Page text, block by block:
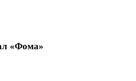
«Фома»